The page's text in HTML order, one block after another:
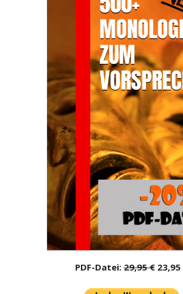
PDF-Datei:29,95 €23,95